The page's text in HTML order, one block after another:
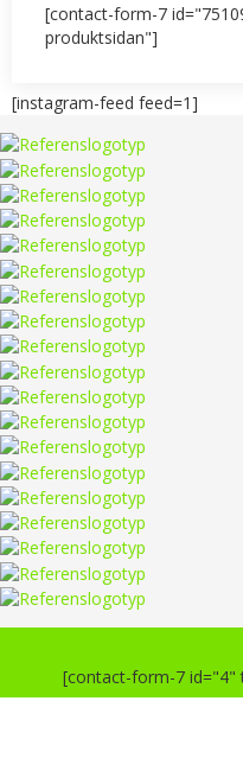
[contact-form-7
produktsidan"]
[instagram-feed feed=1]
[contact-form-7 id="4"